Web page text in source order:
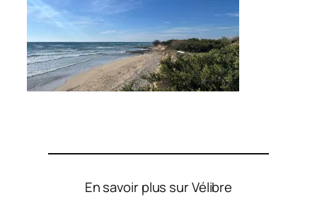
En savoir plus sur Vélibre